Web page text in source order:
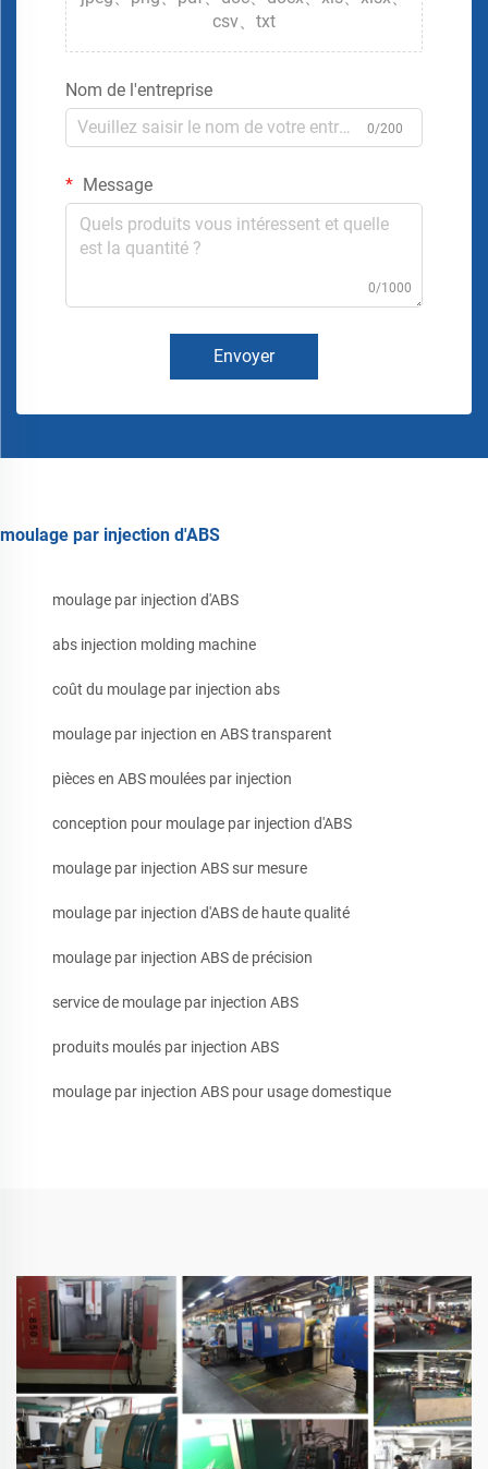
csv、txt
Nom de l'entreprise
0/200
Message
0/1000
Envoyer
moulage par injection d'ABS
moulage par injection d'ABS
abs injection molding machine
coût du moulage par injection abs
moulage par injection en ABS transparent
pièces en ABS moulées par injection
conception pour moulage par injection d'ABS
moulage par injection ABS sur mesure
moulage par injection d'ABS de haute qualité
moulage par injection ABS de précision
service de moulage par injection ABS
produits moulés par injection ABS
moulage par injection ABS pour usage domestique